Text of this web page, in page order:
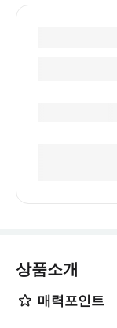
상품소개
매력포인트